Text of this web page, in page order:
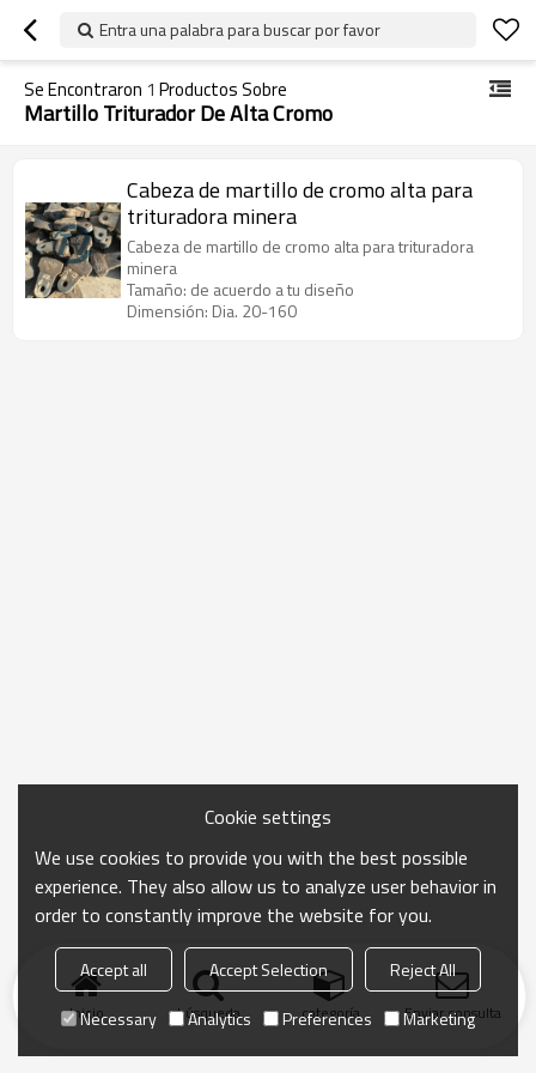
Entra una palabra para buscar por favor
Se Encontraron 1 Productos Sobre
Martillo Triturador De Alta Cromo
Cabeza de martillo de cromo alta para
trituradora minera
Cabeza de martillo de cromo alta para trituradora
minera
Tamaño: de acuerdo a tu diseño
Dimensión: Dia. 20-160
Inicio búsqueda categoría Enviar consulta
Cookie settings
We use cookies to provide you with the best possible
experience. They also allow us to analyze user behavior in
order to constantly improve the website for you.
Accept all Accept Selection
Reject All
Necessary
Analytics Preferences Marketing